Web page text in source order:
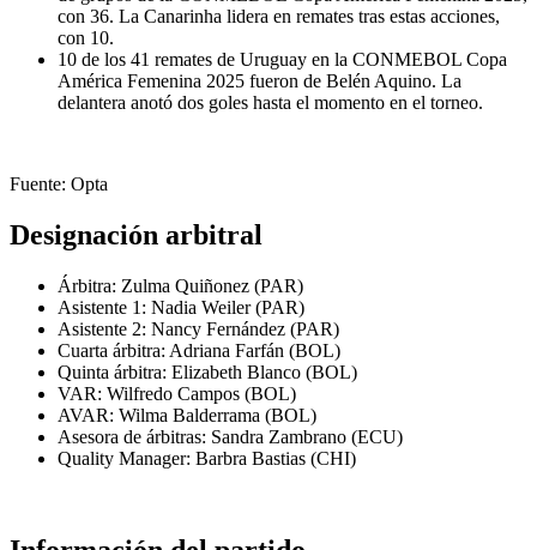
con 36. La Canarinha lidera en remates tras estas acciones,
con 10.
10 de los 41 remates de Uruguay en la CONMEBOL Copa
América Femenina 2025 fueron de Belén Aquino. La
delantera anotó dos goles hasta el momento en el torneo.
Fuente: Opta
Designación arbitral
Árbitra: Zulma Quiñonez (PAR)
Asistente 1: Nadia Weiler (PAR)
Asistente 2: Nancy Fernández (PAR)
Cuarta árbitra: Adriana Farfán (BOL)
Quinta árbitra: Elizabeth Blanco (BOL)
VAR: Wilfredo Campos (BOL)
AVAR: Wilma Balderrama (BOL)
Asesora de árbitras: Sandra Zambrano (ECU)
Quality Manager: Barbra Bastias (CHI)